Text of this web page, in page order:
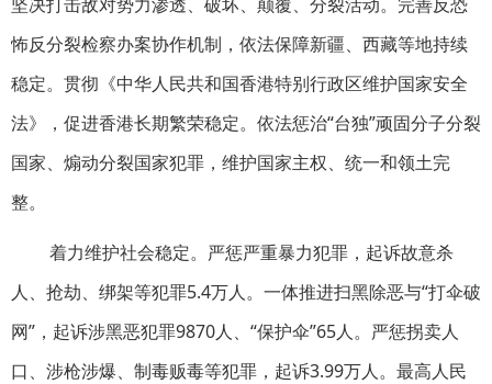
怖反分裂检察办案协作机制，依法保障新疆、西藏等地持续
稳定。贯彻《中华人民共和国香港特别行政区维护国家安全
法》，促进香港长期繁荣稳定。依法惩治“台独”顽固分子分裂
国家、煽动分裂国家犯罪，维护国家主权、统一和领土完
整。
着力维护社会稳定。严惩严重暴力犯罪，起诉故意杀
人、抢劫、绑架等犯罪5.4万人。一体推进扫黑除恶与“打伞破
网”，起诉涉黑恶犯罪9870人、“保护伞”65人。严惩拐卖人
口、涉枪涉爆、制毒贩毒等犯罪，起诉3.99万人。最高人民